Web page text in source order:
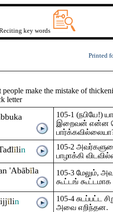
key words
Printed
people make the mistake of
letter
bbuka
105-1 (நபியே!)
இறைவன் என்ன
īlin
105-2
பாழாக்கி
'Abābīla
105-3 மேலும்,
கூட்டங்
īlin
105-4 சுடப்பட்ட
அவை எறிந்தன.